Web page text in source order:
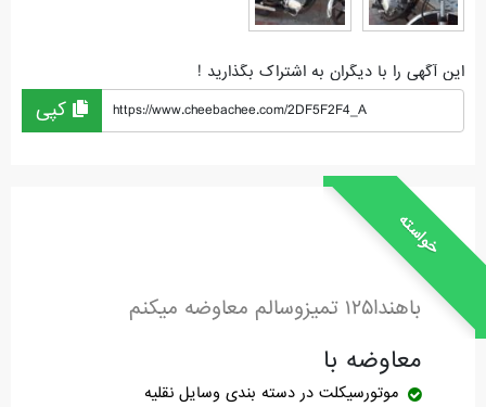
این آگهی را با دیگران به اشتراک بگذارید !
https://www.cheebachee.com/2DF5F2F4_A
خواسته
باهندا۱۲۵ تمیزوسالم معاوضه میکنم
معاوضه با
موتورسیکلت در دسته بندی وسایل نقلیه